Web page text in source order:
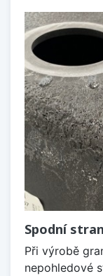
Spodní
Při výrobě
nepohledové